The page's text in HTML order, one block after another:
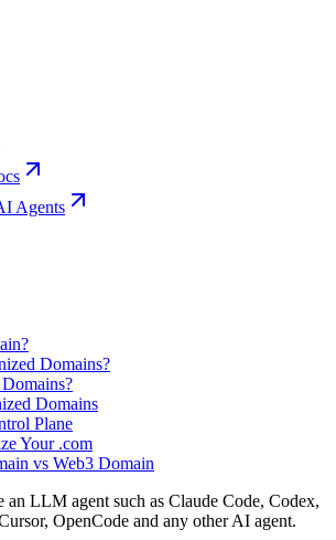
Agents
Domains?
Domains
Plane
Your .com
vs Web3 Domain
an LLM agent such as Claude Code, Codex,
OpenCode and any other AI agent.